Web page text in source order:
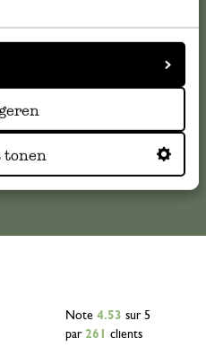
tonen
Note 4.53 sur 5
par 261 clients